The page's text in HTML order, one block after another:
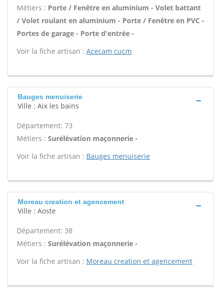
Métiers : Porte / Fenêtre en aluminium - Volet battant
/ Volet roulant en aluminium - Porte / Fenêtre en PVC -
Portes de garage - Porte d'entrée -
Voir la fiche artisan : Acecam cucm
Bauges menuiserie
Ville : Aix les bains
Département: 73
Métiers : Surélévation maçonnerie -
Voir la fiche artisan : Bauges menuiserie
Moreau creation et agencement
Ville : Aoste
Département: 38
Métiers : Surélévation maçonnerie -
Voir la fiche artisan : Moreau creation et agencement